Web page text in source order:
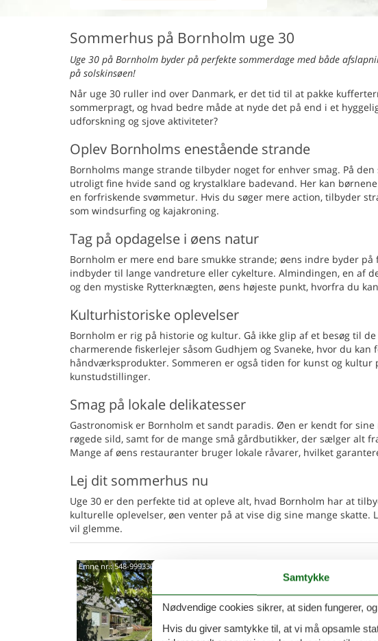
Sommerhus på Bornholm uge 30
Uge 30 på Bornholm byder på perfekte sommerdage med både
på solskinsøen!
Når uge 30 ruller ind over Danmark, er det tid til at pakke
sommerpragt, og hvad bedre måde at nyde det på end i et
udforskning og sjove aktiviteter?
Oplev Bornholms enestående strande
Bornholms mange strande tilbyder noget for enhver smag. På
utroligt fine hvide sand og krystalklare badevand. Her kan
en forfriskende svømmetur. Hvis du søger mere action, tilbyder
som windsurfing og kajakroning.
Tag på opdagelse i øens natur
Bornholm er mere end bare smukke strande; øens indre byder
indbyder til lange vandreture eller cykelture. Almindingen, en af
og den mystiske Rytterknægten, øens højeste punkt, hvorfra du
Kulturhistoriske oplevelser
Bornholm er rig på historie og kultur. Gå ikke glip af et besøg til
charmerende fiskerlejer såsom Gudhjem og Svaneke, hvor du kan
håndværksprodukter. Sommeren er også tiden for kunst og
kunstudstillinger.
Smag på lokale delikatesser
Gastronomisk er Bornholm et sandt paradis. Øen er kendt for
røgede sild, samt for de mange små gårdbutikker, der sælger alt
Mange af øens restauranter bruger lokale råvarer, hvilket
Lej dit sommerhus nu
Uge 30 er den perfekte tid at opleve alt, hvad Bornholm har at
kulturelle oplevelser, øen venter på at vise dig sine mange
vil glemme.
Emne nr.:548-99933061
på Bornholm
Skovbrynet - 3730 -
4,8
Information omkring
Samtykke
Nødvendige cookies sikrer, at siden fungerer,
Hvis du giver samtykke til, at vi må opsamle